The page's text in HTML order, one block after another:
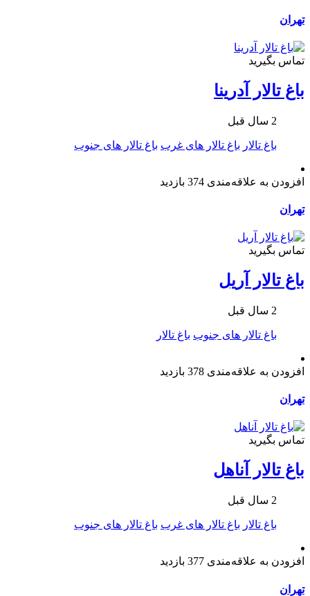
تهران
تماس بگیرید
باغ تالار آدرینا
2 سال قبل
باغ تالار باغ تالار های غرب باغ تالار های جنوب
افزودن به علاقه‌مندی 374 بازدید
تهران
تماس بگیرید
باغ تالار آریل
2 سال قبل
باغ تالار های جنوب باغ تالار
افزودن به علاقه‌مندی 378 بازدید
تهران
تماس بگیرید
باغ تالار آناهل
2 سال قبل
باغ تالار باغ تالار های غرب باغ تالار های جنوب
افزودن به علاقه‌مندی 377 بازدید
تهران